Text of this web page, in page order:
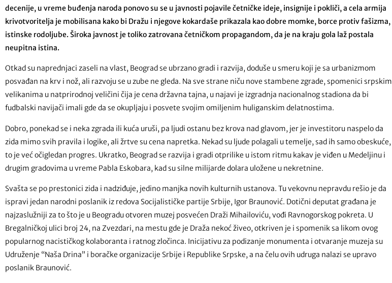
decenije, u vreme buđenja naroda ponovo su se u javnosti pojavile četničke ideje, insignije i pokliči, a cela armija
krivotvoritelja je mobilisana kako bi Dražu i njegove kokardaše prikazala kao dobre momke, borce protiv fašizma,
istinske rodoljube. Široka javnost je toliko zatrovana četničkom propagandom, da je na kraju gola laž postala
neupitna istina.
Otkad su naprednjaci zaseli na vlast, Beograd se ubrzano gradi i razvija, doduše u smeru koji je sa urbanizmom
posvađan na krv i nož, ali razvoju se u zube ne gleda. Na sve strane niču nove stambene zgrade, spomenici srpskim
velikanima u natprirodnoj veličini čija je cena državna tajna, u najavi je izgradnja nacionalnog stadiona da bi
fudbalski navijači imali gde da se okupljaju i posvete svojim omiljenim huliganskim delatnostima.
Dobro, ponekad se i neka zgrada ili kuća uruši, pa ljudi ostanu bez krova nad glavom, jer je investitoru naspelo da
zida mimo svih pravila i logike, ali žrtve su cena napretka. Nekad su ljude polagali u temelje, sad ih samo obeskuće,
to je već očigledan progres. Ukratko, Beograd se razvija i gradi otprilike u istom ritmu kakav je viđen u Medeljinu i
drugim gradovima u vreme Pabla Eskobara, kad su silne milijarde dolara uložene u nekretnine.
Svašta se po prestonici zida i nadziđuje, jedino manjka novih kulturnih ustanova. Tu vekovnu nepravdu rešio je da
ispravi jedan narodni poslanik iz redova Socijalističke partije Srbije, Igor Braunović. Dotični deputat građana je
najzaslužniji za to što je u Beogradu otvoren muzej posvećen Draži Mihailoviću, vođi Ravnogorskog pokreta. U
Bregalničkoj ulici broj 24, na Zvezdari, na mestu gde je Draža nekoć živeo, otkriven je i spomenik sa likom ovog
popularnog nacističkog kolaboranta i ratnog zločinca. Inicijativu za podizanje monumenta i otvaranje muzeja su
Udruženje “Naša Drina” i boračke organizacije Srbije i Republike Srpske, a na čelu ovih udruga nalazi se upravo
poslanik Braunović.